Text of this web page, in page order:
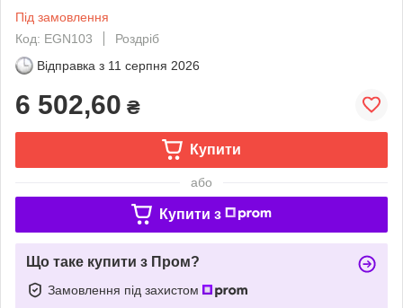
Під замовлення
Код: EGN103
Роздріб
Відправка з 11 серпня 2026
6 502,60 ₴
Купити
або
Купити з
Що таке купити з Пром?
Замовлення під захистом